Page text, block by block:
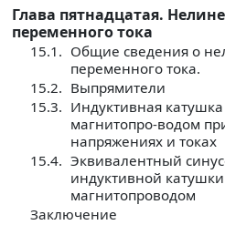
Глава пятнадцатая.
переменного тока
15.1. Общие сведения о
переменного тока.
15.2. Выпрямители
15.3. Индуктивная
магнитопро-водом
напряжениях и токах
15.4. Эквивалентный
индуктивной
магнитопроводом
Заключение